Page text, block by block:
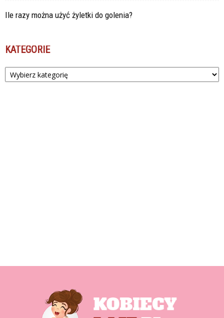
Ile razy można użyć żyletki do golenia?
KATEGORIE
Kategorie